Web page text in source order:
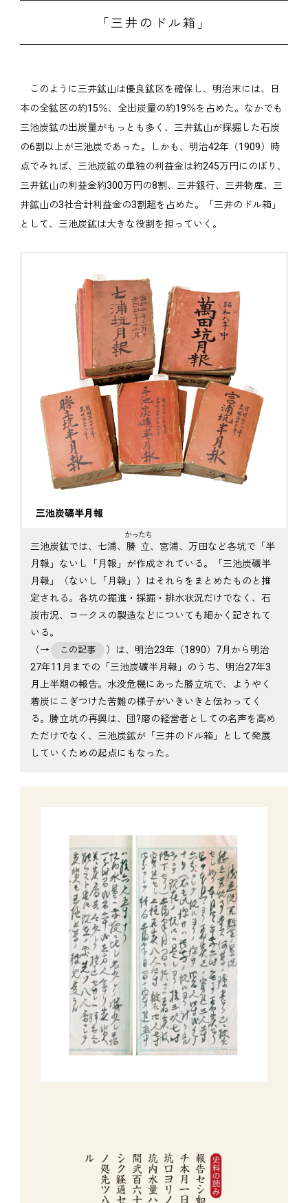
「三井のドル箱」
このように三井鉱山は優良鉱区を確保し、明治末には、日
本の全鉱区の約15％、全出炭量の約19％を占めた。なかでも
三池炭鉱の出炭量がもっとも多く、三井鉱山が採掘した石炭
の6割以上が三池炭であった。しかも、明治42年（1909）時
点でみれば、三池炭鉱の単独の利益金は約245万円にのぼり、
三井鉱山の利益金約300万円の8割、三井銀行、三井物産、三
井鉱山の3社合計利益金の3割超を占めた。「三井のドル箱」
として、三池炭鉱は大きな役割を担っていく。
三池炭礦半月報
三池炭鉱では、七浦、 勝立
かったち
、宮浦、万田など各坑で「半
月報」ないし「月報」が作成されている。「三池炭礦半
月報」（ないし「月報」）はそれらをまとめたものと推
定される。各坑の掘進・採掘・排水状況だけでなく、石
炭市況、コークスの製造などについても細かく記されて
いる。
（→
この記事
）は、明治23年（1890）7月から明治
27年11月までの「三池炭礦半月報」のうち、明治27年3
月上半期の報告。水没危機にあった勝立坑で、ようやく
着炭にこぎつけた苦難の様子がいきいきと伝わってく
る。勝立坑の再興は、団?磨の経営者としての名声を高め
ただけでなく、三池炭鉱が「三井のドル箱」として発展
していくための起点にもなった。